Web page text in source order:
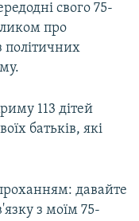
свого 75-
про
політичних
113 дітей
батьків, які
давайте
з моїм 75-